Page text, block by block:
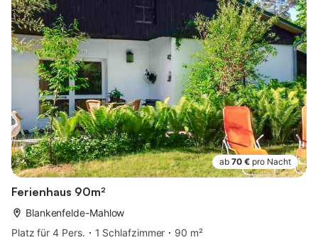
ab 70 € pro Nacht
Ferienhaus 90m²
Blankenfelde-Mahlow
Platz für 4 Pers.
1 Schlafzimmer 90 m²